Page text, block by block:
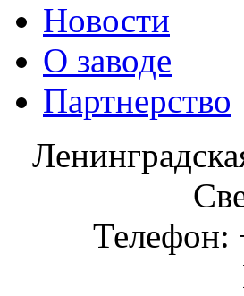
Новости
О заводе
Партнерство
Телефон: